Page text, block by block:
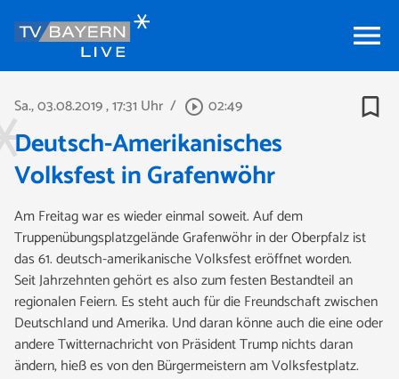
menu
Sa., 03.08.2019, 17:31 Uhr / play_circle_outline 02:49 bookmark_border
Deutsch-Amerikanisches
Volksfest in Grafenwöhr
Am Freitag war es wieder einmal soweit. Auf dem
Truppenübungsplatzgelände Grafenwöhr in der Oberpfalz ist
das 61. deutsch-amerikanische Volksfest eröffnet worden.
Seit Jahrzehnten gehört es also zum festen Bestandteil an
regionalen Feiern. Es steht auch für die Freundschaft zwischen
Deutschland und Amerika. Und daran könne auch die eine oder
andere Twitternachricht von Präsident Trump nichts daran
ändern, hieß es von den Bürgermeistern am Volksfestplatz.